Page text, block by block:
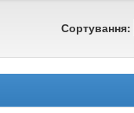
Сортування: